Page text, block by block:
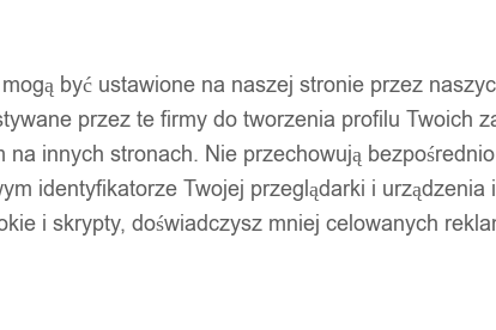
co jest nie tak z produktem, kiedy wada się ujawniła
towaru**. Po otrzymaniu zgłoszenia, skontaktujemy
być ustawione na naszej stronie przez
przez te firmy do tworzenia profilu Twoich
na innych stronach. Nie przechowują
identyfikatorze Twojej przeglądarki i
i skrypty, doświadczysz mniej celowanych